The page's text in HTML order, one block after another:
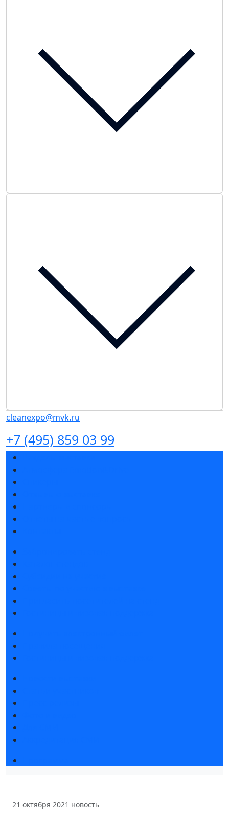
cleanexpo@mvk.ru
+7 (495) 859 03 99
21 октября 2021 новость